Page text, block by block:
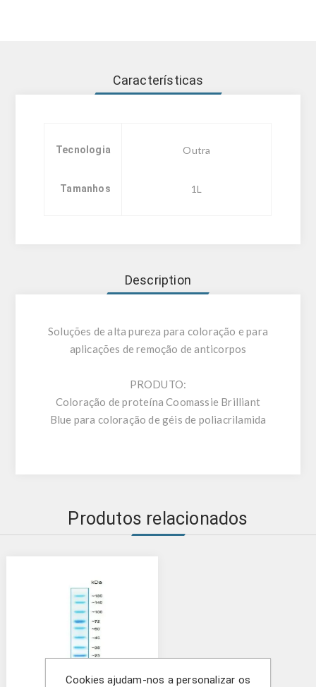
Características
Tecnologia Outra
Tamanhos 1L
Description
Soluções de alta pureza para coloração e para
aplicações de remoção de anticorpos
PRODUTO:
Coloração de proteína Coomassie Brilliant
Blue para coloração de géis de poliacrilamida
Produtos relacionados
Cookies ajudam-nos a personalizar os